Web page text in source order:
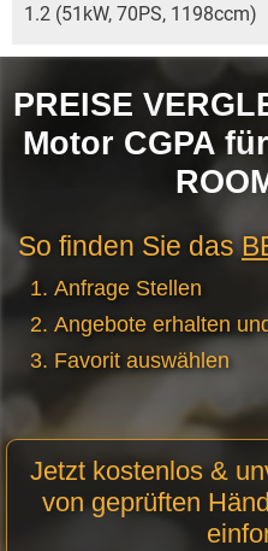
1.2 (51kW, 70PS, 1198ccm)
PREISE
Motor CGPA
So finden Sie das
Anfrage Stellen
Angebote erhalten
Favorit auswählen
Anfrage
Stellen
Jetzt kostenlos &
von geprüften